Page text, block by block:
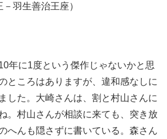
羽生善治王座）
年に1度という傑作じゃないかと思
ところはありますが、違和感なしに
した。大崎さんは、割と村山さんに
。村山さんが相談に来ても、突き放
へんも隠さずに書いている。森さん